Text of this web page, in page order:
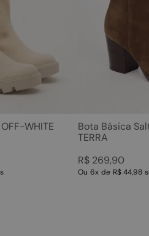
WHITE
Bota Básica
TERRA
R$ 269,90
Ou 6x de R$ 44,98